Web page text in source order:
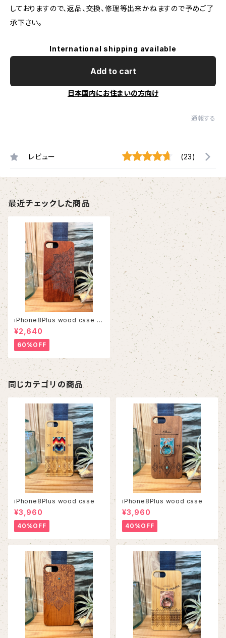
しておりますので、返品、交換、修理等出来かねますので予めご了
承下さい。
International shipping available
Add to cart
日本国内にお住まいの方向け
通報する
レビュー (23)
最近チェックした商品
iPhone8Plus wood case 5
3
¥2,640
60%OFF
同じカテゴリの商品
iPhone8Plus wood case
¥3,960
40%OFF
iPhone8Plus wood case
¥3,960
40%OFF